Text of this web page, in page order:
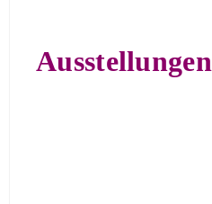
Ausstellungen